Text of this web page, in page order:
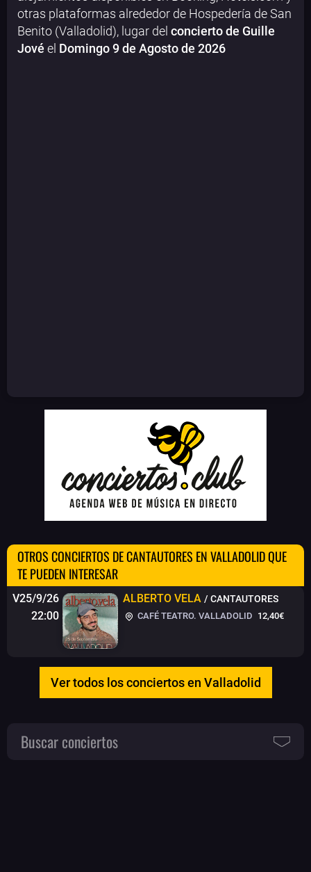
otras plataformas alrededor de Hospedería de San
Benito (Valladolid), lugar del concierto de Guille
Jové el Domingo 9 de Agosto de 2026
OTROS CONCIERTOS DE CANTAUTORES EN VALLADOLID QUE
TE PUEDEN INTERESAR
V25/9/26
22:00
ALBERTO VELA / CANTAUTORES
CAFÉ TEATRO. VALLADOLID 12,40€
Ver todos los conciertos en Valladolid
Buscar conciertos